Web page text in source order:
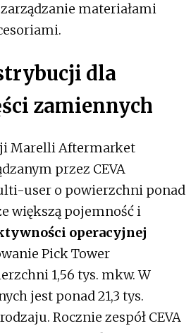
materiałami
dla
zamiennych
Marelli Aftermarket
przez CEVA
user o powierzchni ponad
większą pojemność i
operacyjnej
Pick Tower
1,56 tys. mkw. W
jest ponad 21,3 tys.
Rocznie zespół CEVA